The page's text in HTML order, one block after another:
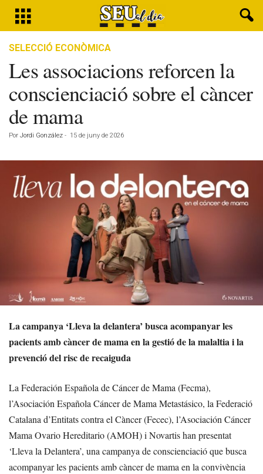
SELECCIÓ ECONÒMICA
Les associacions reforcen la
conscienciació sobre el càncer
de mama
Por Jordi González - 15 de juny de 2026
La campanya ‘Lleva la delantera’ busca acompanyar les
pacients amb càncer de mama en la gestió de la malaltia i la
prevenció del risc de recaiguda
La Federación Española de Cáncer de Mama (Fecma),
l’Asociación Española Cáncer de Mama Metastásico, la Federació
Catalana d’Entitats contra el Càncer (Fecec), l’Asociación Cáncer
Mama Ovario Hereditario (AMOH) i Novartis han presentat
‘Lleva la Delantera’, una campanya de conscienciació que busca
acompanyar les pacients amb càncer de mama en la convivència